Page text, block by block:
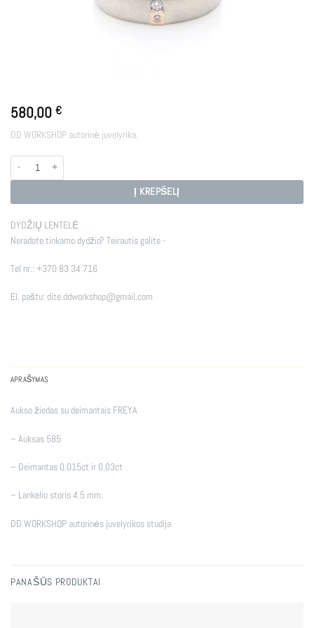
580,00 €
DD WORKSHOP autorinė juvelyrika.
produkto kiekis: FREYA GOLD
Į KREPŠELĮ
DYDŽIŲ LENTELĖ
Neradote tinkamo dydžio? Teirautis galite -
Tel nr.: +370 83 34 716
El. paštu: dite.ddworkshop@gmail.com
APRAŠYMAS
Aukso žiedas su deimantais FREYA
– Auksas 585
– Deimantas 0.015ct ir 0.03ct
– Lankelio storis 4.5 mm.
DD WORKSHOP autorinės juvelyrikos studija
PANAŠŪS PRODUKTAI